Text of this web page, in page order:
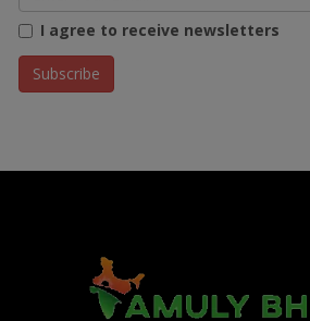
I agree to receive newsletters